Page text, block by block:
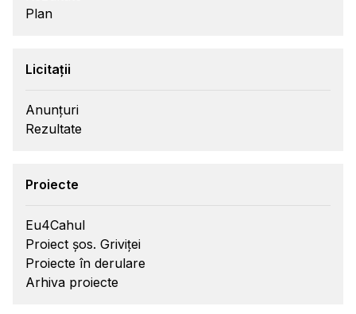
Plan
Licitații
Anunțuri
Rezultate
Proiecte
Eu4Cahul
Proiect șos. Griviței
Proiecte în derulare
Arhiva proiecte